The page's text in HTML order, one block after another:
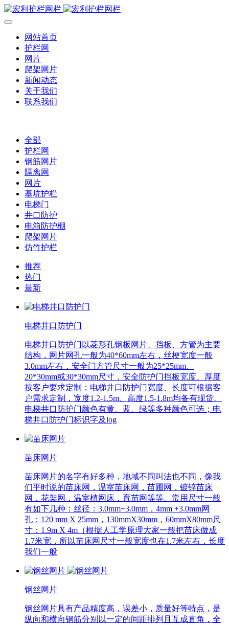
网站首页
护栏网
网片
爬架网片
新闻动态
关于我们
联系我们
全部
护栏网
钢筋网片
隔离网
网片
基坑护栏
电梯门
井口防护
电箱防护棚
爬架网片
仿竹护栏
推荐
热门
最新
电梯井口防护门
电梯井口防护门以菱形孔钢板网片、挡板、方管为主要
结构，网片网孔一般为40*60mm左右，丝梗宽度一般
3.0mm左右，安全门方管尺寸一般为25*25mm、
20*30mm或30*30mm尺寸，安全防护门挡板宽度、厚度
按客户要求定制；电梯井口防护门宽度、长度可根据客
户需求定制，宽度1.2-1.5m、高度1.5-1.8m均备有现货。
电梯井口防护门颜色有黄、蓝、绿等多种颜色可选；电
梯井口防护门标识字及log
苗床网片
苗床网片的名字有好多种，地域不同叫法也不同，像我
们平时说的苗床网，温室苗床网，苗圃网，镀锌苗床
网，花架网，温室植网床，育苗网等等。常用尺寸一般
有如下几种：丝径：3.0mm+3.0mm，4mm +3.0mm网
孔：120 mm X 25mm，130mmX30mm，60mmX80mm尺
寸：1.9m X 4m（根据人工学原理大家一般把苗床做成
1.7米宽，所以苗床网尺寸一般宽度也在1.7米左右，长度
我们一般
钢丝网片
钢丝网片具有产品精度高，误差小，质量好等特点，是
纵向和横向钢筋分别以一定的间距排列且互成直角，全